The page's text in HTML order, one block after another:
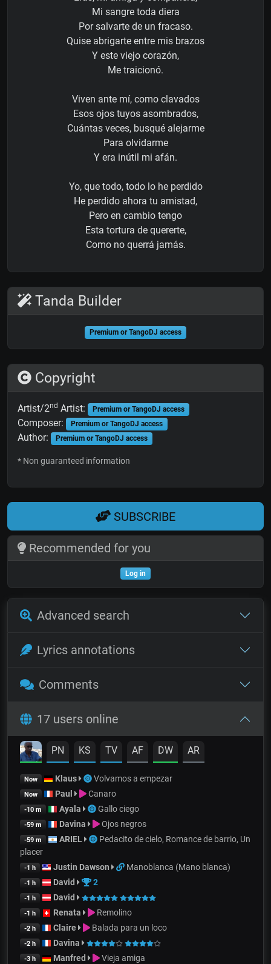
Mi sangre toda diera
Por salvarte de un fracaso.
Quise abrigarte entre mis brazos
Y este viejo corazón,
Me traicionó.
Viven ante mí, como clavados
Esos ojos tuyos asombrados,
Cuántas veces, busqué alejarme
Para olvidarme
Y era inútil mi afán.
Yo, que todo, todo lo he perdido
He perdido ahora tu amistad,
Pero en cambio tengo
Esta tortura de quererte,
Como no querrá jamás.
Tanda Builder
Premium or TangoDJ access
Copyright
Artist/2nd Artist: Premium or TangoDJ access
Composer: Premium or TangoDJ access
Author: Premium or TangoDJ access
* Non guaranteed information
SUBSCRIBE
Recommended for you
Log in
Advanced search
Lyrics annotations
Comments
17 users online
PN KS TV AF DW AR
Now Klaus Volvamos a empezar
Now Paul Canaro
-10 m Ayala Gallo ciego
-59 m Davina Ojos negros
-59 m ARIEL
Pedacito de cielo, Romance de barrio, Un
placer
-1 h Justin Dawson Manoblanca (Mano blanca)
-1 h David 2
-1 h David
-1 h Renata Remolino
-2 h Claire Balada para un loco
-2 h Davina
-3 h Manfred Vieja amiga